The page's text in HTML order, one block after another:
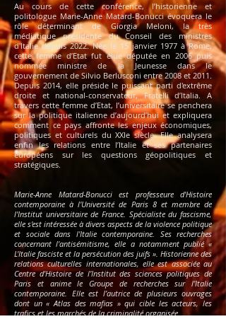
Au cours de cette conférence, l’historienne et
politologue Marie-Anne Matard-Bonucci évoquera le
rôle déterminant de Giorgia Meloni, la très
médiatique présidente du Conseil des ministres
d'Italie depuis 2022. Née le 15 janvier 1977 à Rome,
cette femme d’Etat fut élue députée en 2006 puis
nommée ministre de la Jeunesse dans le
gouvernement de Silvio Berlusconi entre 2008 et 2011.
Depuis 2014, elle préside le puissant parti d'extrême
droite et national-conservateur, Fratelli d’Italia. A
travers cette femme d’Etat, l’universitaire se penchera
sur la politique italienne d’aujourd’hui et expliquera
comment ce pays affronte les enjeux économiques,
politiques et culturels du XXIe siècle. Elle analysera
enfin les relations entre l’Italie et ses partenaires
européens sur les questions géopolitiques et
stratégiques.
Marie-Anne Matard-Bonucci est professeure d'Histoire
contemporaine à l'Université de Paris 8 et membre de
l'Institut universitaire de France. Spécialiste du fascisme,
elle s'est intéressée à divers aspects de la violence politique
et sociale dans l'Italie contemporaine. Ses recherches
concernant l'antisémitisme, elle a notamment publié «
L'Italie fasciste et la persécution des juifs ». Historienne des
relations culturelles internationales, elle est associée au
Centre d'Histoire de l’Institut des sciences politiques de
Paris et anime le Groupe de recherches sur l’Italie
contemporaine. Elle est l’autrice de plusieurs ouvrages
dont un « Atlas des mafias » qui cible les acteurs, les
trafics et les marchés de la criminalité organisée.